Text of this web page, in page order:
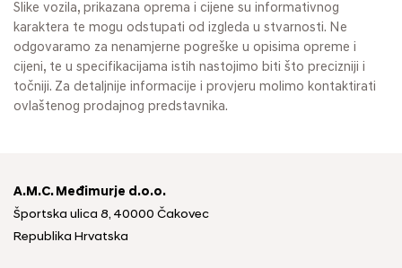
Slike vozila, prikazana oprema i cijene su informativnog
karaktera te mogu odstupati od izgleda u stvarnosti. Ne
odgovaramo za nenamjerne pogreške u opisima opreme i
cijeni, te u specifikacijama istih nastojimo biti što precizniji i
točniji. Za detaljnije informacije i provjeru molimo kontaktirati
ovlaštenog prodajnog predstavnika.
A.M.C. Međimurje d.o.o.
Športska ulica 8, 40000 Čakovec
Republika Hrvatska